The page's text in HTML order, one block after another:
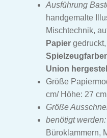
Ausführung
handgemalte
Mischtechnik,
Papier
Union
Größe
cm/ Höhe: 27 cm
Größe
benötigt werden:
Büroklammern,